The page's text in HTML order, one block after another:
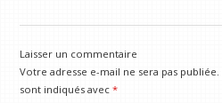
Laisser un commentaire
Votre adresse e-mail ne sera pas publiée.
sont indiqués avec*